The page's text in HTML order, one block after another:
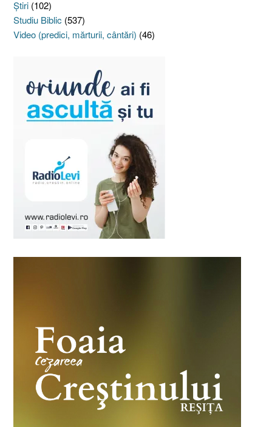
Ştiri (102)
Studiu Biblic (537)
Video (predici, mărturii, cântări) (46)